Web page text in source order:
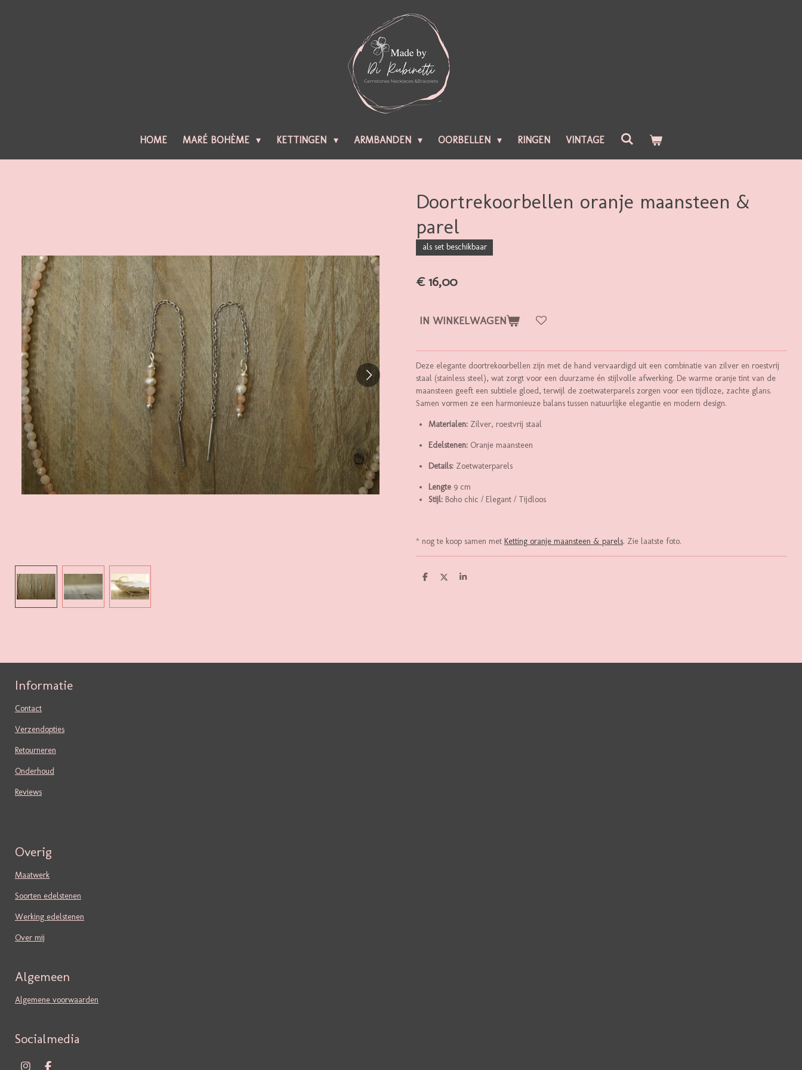
HOME MARÉ BOHÈME KETTINGEN ARMBANDEN OORBELLEN RINGEN VINTAGE
Doortrekoorbellen oranje maansteen &
parel
als set beschikbaar
€ 16,00
IN WINKELWAGEN
Deze elegante doortrekoorbellen zijn met de hand vervaardigd uit een combinatie van zilver en roestvrij
staal (stainless steel), wat zorgt voor een duurzame én stijlvolle afwerking. De warme oranje tint van de
maansteen geeft een subtiele gloed, terwijl de zoetwaterparels zorgen voor een tijdloze, zachte glans.
Samen vormen ze een harmonieuze balans tussen natuurlijke elegantie en modern design.
Materialen: Zilver, roestvrij staal
Edelstenen: Oranje maansteen
Details: Zoetwaterparels
Lengte 9 cm
Stijl: Boho chic / Elegant / Tijdloos
* nog te koop samen met Ketting oranje maansteen & parels. Zie laatste foto.
D
D
S
Informatie
Contact
Verzendopties
Retourneren
Onderhoud
Reviews
Overig
Maatwerk
Soorten edelstenen
Werking edelstenen
Over mij
Algemeen
Algemene voorwaarden
Socialmedia